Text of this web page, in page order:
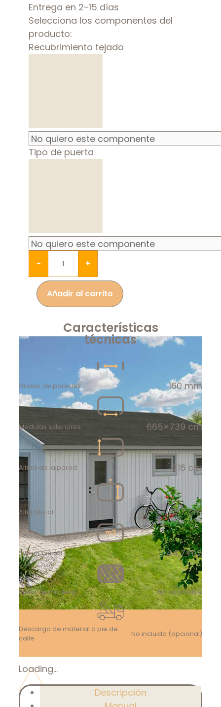
Entrega en 2-15 días
Selecciona los componentes del
producto:
Recubrimiento tejado
Tipo de puerta
- +
Añadir al carrito
Características
técnicas
Grosor de paredes 160 mm
Medidas exteriores 665×739 cm
Altura de la pared 216 cm
Altura total 357 cm
Superfície útil 44,7 m2
Suelo de madera No disponible
Descarga de material a pie de
calle
No incluida (opcional)
Loading...
Descripción